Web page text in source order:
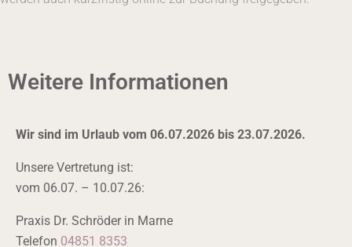
Weitere Informationen
Wir sind im Urlaub vom 06.07.2026 bis 23.07.2026.
Unsere Vertretung ist:
vom 06.07. – 10.07.26:
Praxis Dr. Schröder in Marne
Telefon 04851 8353